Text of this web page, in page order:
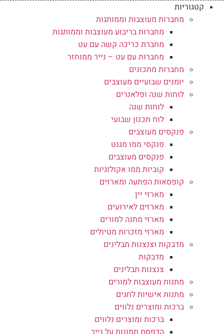
קטגוריות
מחברות מעוצבות וממותגות
מחברות בריבוע מעוצבות וממותגות
מחברת כריכה קשה עם עט
מחברות עם עט – נייר ממוחזר
מחברות מתכונים
יומנים שבועיים מעוצבים
לוחות שנה ופלאנרים
לוחות שנה
לוח תכנון שבועי
פנקסים מעוצבים
פנקסי ממו מגנט
פנקסים מעוצבים
קוביות ממו אקולוגיות
קופסאות הפתעה ומארזים
מארזי יין
מארזים לאירועים
מארזי מתנה למורים
מארזי מזכרות מטיולים
מדבקות וצנצנות תבלינים
מדבקות
צנצנות תבלינים
מתנות מעוצבות למורים
מתנות אישיות לחגים
ברכות ומוצרים נלווים
ברכות ומוצרים נלווים